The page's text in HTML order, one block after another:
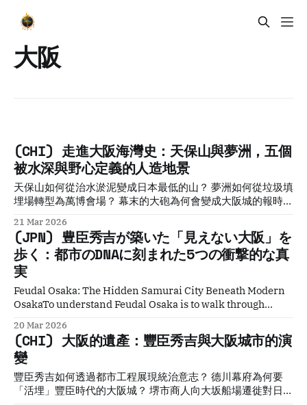
大阪
(CHI) 走進大阪海灣史：天保山與夢洲，五個
被水深與野心定義的人造地景
天保山如何從治水淤泥變成日本最低的山？ 夢洲如何從垃圾填
埋場轉型為萬博會場？ 幕末的大砲為何會變成大阪城的報時
Resilience, and the Rise of Japan’s Most Human
Metropolis, a Deep Cultural Travel Guide to Postwar
Transformation, Urban Identity, and Contemporary Power
Introduction: The City That Refused to Fade Osaka has
lived many lives. * Feudal stronghold * Merchant capital *
Industrial engine * Labor
21 Mar 2026
(JPN) 豊臣秀吉が築いた「見えない大阪」を
歩く：都市のDNAに刻まれた5つの衝撃的な真
実
Feudal Osaka: The Hidden Samurai City Beneath Modern
OsakaTo understand Feudal Osaka is to walk through
that is far more interesting than takoyaki.Historical Travel
StoriesLawrence 難波の地に刻まれた「天下人」の意志 現
代の大阪という都市は、長い年月をかけて自然発生的に拡大
した集落の延長線上にはない。それは16世紀末、石山本願寺
という中世最強の宗教権力を物理的に塗りつぶし、豊臣秀吉
20 Mar 2026
(CHI) 大阪的遺產：豐臣秀吉與大阪城市的演
變
豐臣秀吉如何透過都市工程展現統治意志？ 德川幕府為何要
「活埋」豐臣時代的大阪城？ 堺市商人向大坂船場遷徙對日本